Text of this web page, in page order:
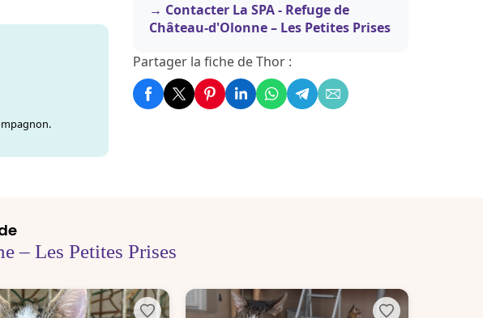
Contacter La SPA - Refuge de
Château-d'Olonne – Les Petites Prises
Partager la fiche de Thor :
– Les Petites Prises